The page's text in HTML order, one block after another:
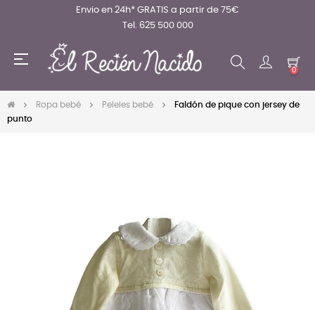
Envio en 24h* GRATIS a partir de 75€
Tel. 625 500 000
Navegación
☰
0
Ropa bebé Peleles bebé
Faldón de pique con jersey de
punto